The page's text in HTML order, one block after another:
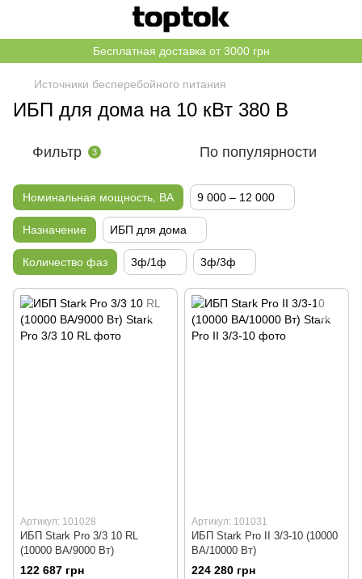
Бесплатная доставка от 3000 грн
Источники бесперебойного питания
ИБП для дома на 10 кВт 380 В
Фильтр 3 По популярности
Номинальная мощность, ВА 9 000 – 12 000
Назначение ИБП для дома
Количество фаз 3ф/1ф 3ф/3ф
Артикул: 101028
ИБП Stark Pro 3/3 10 RL
(10000 ВА/9000 Вт)
122 687 грн
Артикул: 101031
ИБП Stark Pro II 3/3-10 (10000
ВА/10000 Вт)
224 280 грн